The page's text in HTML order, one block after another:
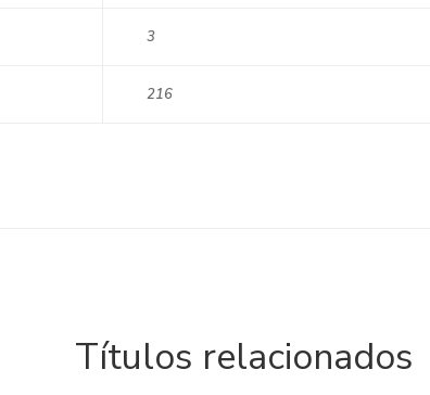
3
216
Títulos relacionados